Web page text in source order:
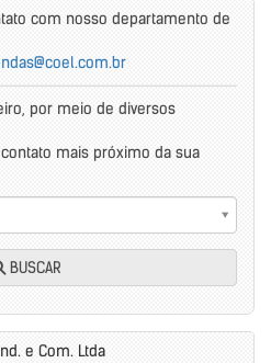
com nosso departamento de
por meio de diversos
mais próximo da sua
BUSCAR
e Com. Ltda